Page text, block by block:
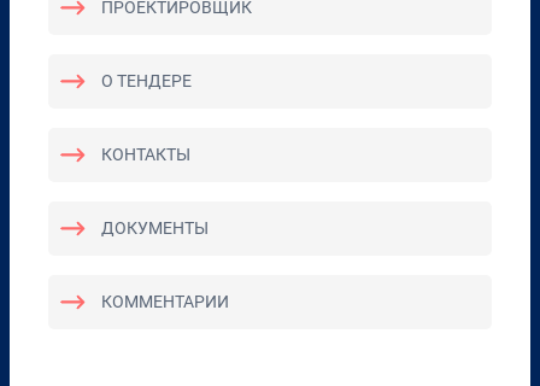
ПРОЕКТИРОВЩИК
О ТЕНДЕРЕ
КОНТАКТЫ
ДОКУМЕНТЫ
КОММЕНТАРИИ